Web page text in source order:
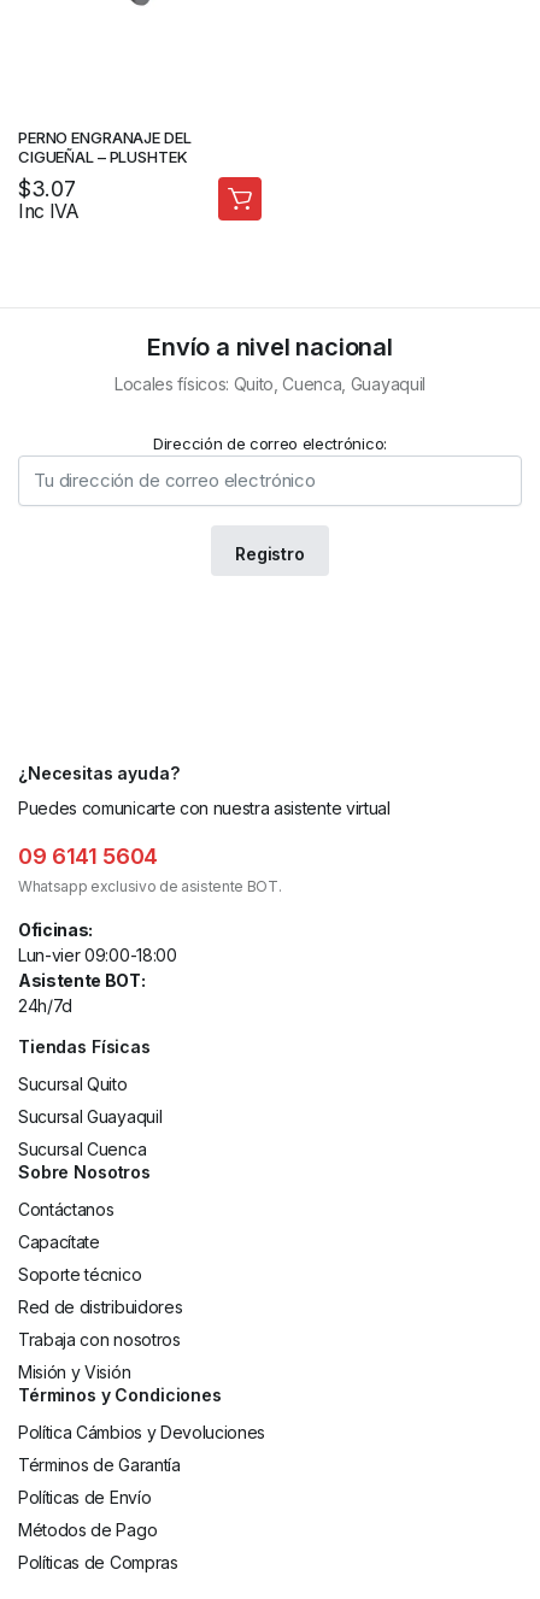
PERNO ENGRANAJE DEL
CIGUEÑAL – PLUSHTEK
$3.07
Inc IVA
Envío a nivel nacional
Locales físicos: Quito, Cuenca, Guayaquil
Dirección de correo electrónico:
¿Necesitas ayuda?
Puedes comunicarte con nuestra asistente virtual
09 6141 5604
Whatsapp exclusivo de asistente BOT.
Oficinas:
Lun-vier 09:00-18:00
Asistente BOT:
24h/7d
Tiendas Físicas
Sucursal Quito
Sucursal Guayaquil
Sucursal Cuenca
Sobre Nosotros
Contáctanos
Capacítate
Soporte técnico
Red de distribuidores
Trabaja con nosotros
Misión y Visión
Términos y Condiciones
Política Cámbios y Devoluciones
Términos de Garantía
Políticas de Envío
Métodos de Pago
Políticas de Compras